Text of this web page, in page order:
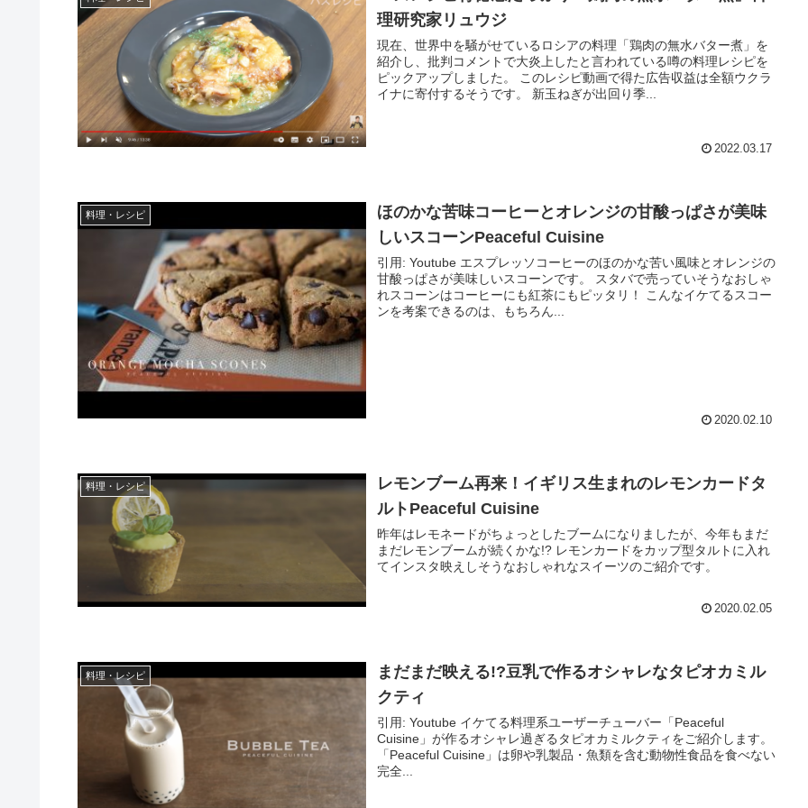
理研究家リュウジ
現在、世界中を騒がせているロシアの料理「鶏肉の無水バター煮」を
紹介し、批判コメントで大炎上したと言われている噂の料理レシピを
ピックアップしました。 このレシピ動画で得た広告収益は全額ウクラ
イナに寄付するそうです。 新玉ねぎが出回り季...
2022.03.17
料理・レシピ
ほのかな苦味コーヒーとオレンジの甘酸っぱさが美味
しいスコーンPeaceful Cuisine
引用: Youtube エスプレッソコーヒーのほのかな苦い風味とオレンジの
甘酸っぱさが美味しいスコーンです。 スタバで売っていそうなおしゃ
れスコーンはコーヒーにも紅茶にもピッタリ！ こんなイケてるスコー
ンを考案できるのは、もちろん...
2020.02.10
料理・レシピ
レモンブーム再来！イギリス生まれのレモンカードタ
ルトPeaceful Cuisine
昨年はレモネードがちょっとしたブームになりましたが、今年もまだ
まだレモンブームが続くかな!? レモンカードをカップ型タルトに入れ
てインスタ映えしそうなおしゃれなスイーツのご紹介です。
2020.02.05
料理・レシピ
まだまだ映える!?豆乳で作るオシャレなタピオカミル
クティ
引用: Youtube イケてる料理系ユーザーチューバー「Peaceful
Cuisine」が作るオシャレ過ぎるタピオカミルクティをご紹介します。
「Peaceful Cuisine」は卵や乳製品・魚類を含む動物性食品を食べない
完全...